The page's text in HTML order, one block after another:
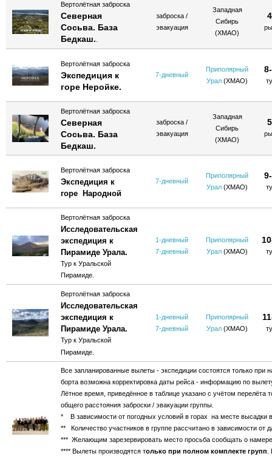
Вертолётная заброска
Северная
Сосьва. База
Бедкаш.
заброска /
эвакуация
Западная
Сибирь
(ХМАО)
Вертолётная заброска
Экспедиция к
горе Неройке.
7-дневный
Приполярный
Урал (ХМАО)
Вертолётная заброска
Северная
Сосьва. База
Бедкаш.
заброска /
эвакуация
Западная
Сибирь
(ХМАО)
Вертолётная заброска
Экспедиция к
горе Народной
7-дневный
Приполярный
Урал (ХМАО)
Вертолётная заброска
Исследовательская
экспедиция к
Пирамиде Урала.
Тур к Уральской
Пирамиде.
1-дневный
7-дневный
Приполярный
Урал (ХМАО)
Вертолётная заброска
Исследовательская
экспедиция к
Пирамиде Урала.
Тур к Уральской
Пирамиде.
1-дневный
7-дневный
Приполярный
Урал (ХМАО)
Все запланированные вылеты - экспедиции состоятся только при
борта возможна корректировка даты рейса - информацию по
Лётное время, приведённое в таблице указано с учётом
общего расстояния заброски / эвакуации группы.
* В зависимости от погодных условий в горах на месте высадки
** Количество участников в группе рассчитано в зависимости от
*** Желающим зарезервировать место просьба сообщать о
**** Вылеты производятся только при полном комплекте групп